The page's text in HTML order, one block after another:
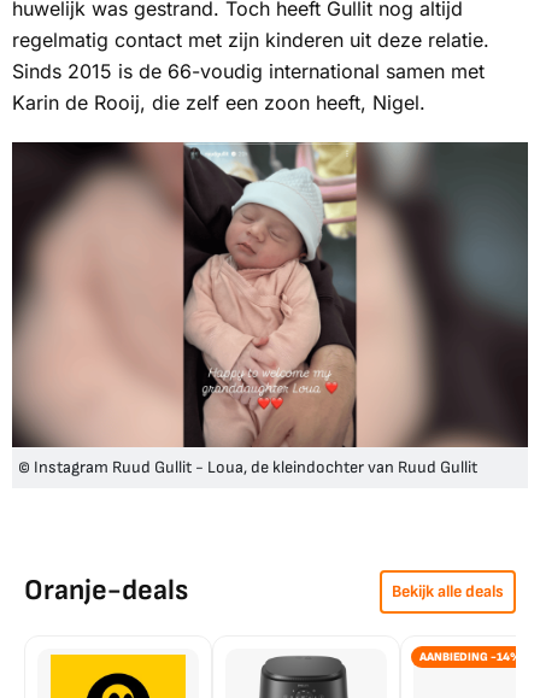
huwelijk was gestrand. Toch heeft Gullit nog altijd
regelmatig contact met zijn kinderen uit deze relatie.
Sinds 2015 is de 66-voudig international samen met
Karin de Rooij, die zelf een zoon heeft, Nigel.
© Instagram Ruud Gullit - Loua, de kleindochter van Ruud Gullit
Oranje-deals Bekijk alle deals
AANBIEDING -14%